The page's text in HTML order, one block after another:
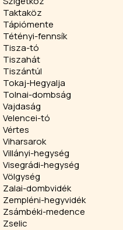
Taktaköz
Tápiómente
Tétényi-fennsík
Tisza-tó
Tiszahát
Tiszántúl
Tokaj-Hegyalja
Tolnai-dombság
Vajdaság
Velencei-tó
Vértes
Viharsarok
Villányi-hegység
Visegrádi-hegység
Völgység
Zalai-dombvidék
Zempléni-hegyvidék
Zsámbéki-medence
Zselic